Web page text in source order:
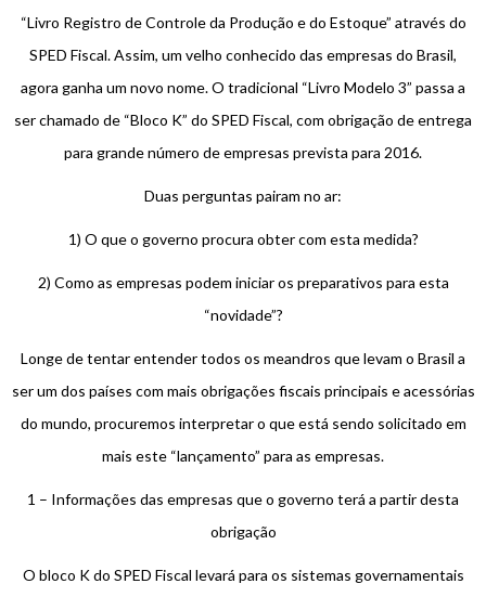
“Livro Registro de Controle da Produção e do Estoque” através do
SPED Fiscal. Assim, um velho conhecido das empresas do Brasil,
agora ganha um novo nome. O tradicional “Livro Modelo 3” passa a
ser chamado de “Bloco K” do SPED Fiscal, com obrigação de entrega
para grande número de empresas prevista para 2016.
Duas perguntas pairam no ar:
1) O que o governo procura obter com esta medida?
2) Como as empresas podem iniciar os preparativos para esta
“novidade”?
Longe de tentar entender todos os meandros que levam o Brasil a
ser um dos países com mais obrigações fiscais principais e acessórias
do mundo, procuremos interpretar o que está sendo solicitado em
mais este “lançamento” para as empresas.
1 – Informações das empresas que o governo terá a partir desta
obrigação
O bloco K do SPED Fiscal levará para os sistemas governamentais